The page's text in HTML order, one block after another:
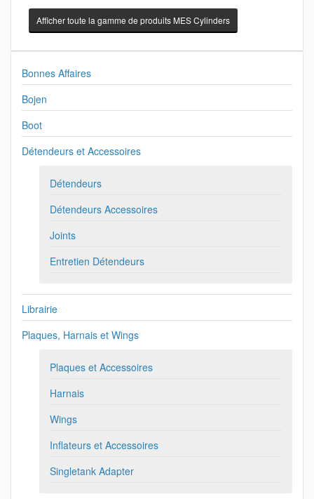
Afficher toute la gamme de produits MES Cylinders
Bonnes Affaires
Bojen
Boot
Détendeurs et Accessoires
Détendeurs
Détendeurs Accessoires
Joints
Entretien Détendeurs
Librairie
Plaques, Harnais et Wings
Plaques et Accessoires
Harnais
Wings
Inflateurs et Accessoires
Singletank Adapter